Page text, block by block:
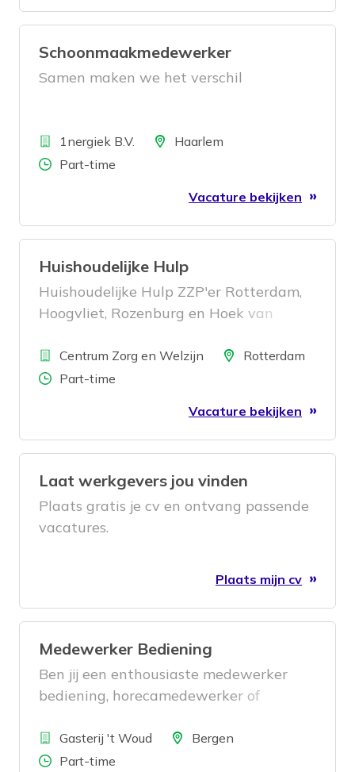
Schoonmaakmedewerker
Samen maken we het verschil
Bedrijf1nergiek B.V. LocatieHaarlem
Aantal uren
Part-time
Vacature bekijken
Huishoudelijke Hulp
Huishoudelijke Hulp ZZP'er Rotterdam,
Hoogvliet, Rozenburg en Hoek van
BedrijfCentrum Zorg en Welzijn LocatieRotterdam
Aantal uren
Part-time
Vacature bekijken
Laat werkgevers jou vinden
Plaats gratis je cv en ontvang passende
vacatures.
Plaats mijn cv
Medewerker Bediening
Ben jij een enthousiaste medewerker
bediening, horecamedewerker of
gezellige baan in de horeca? Bij Gasterij
’t Woud, tussen Bergen en Egmond, werk
BedrijfGasterij 't Woud LocatieBergen
Aantal uren
Part-time